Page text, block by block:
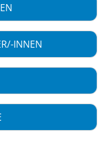
INNEN